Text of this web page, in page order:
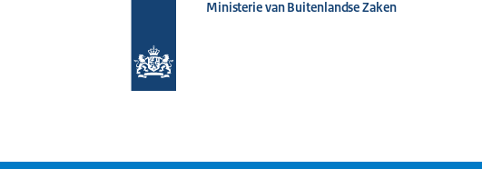
homepage
Ministerie van Buitenlandse Zaken